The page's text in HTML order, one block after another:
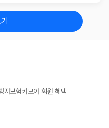
자보험카모아 회원 혜택